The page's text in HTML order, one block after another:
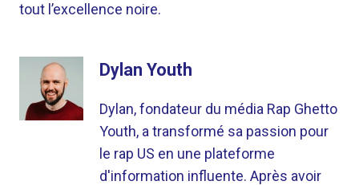
tout l’excellence noire.
Dylan Youth
Dylan, fondateur du média Rap Ghetto
Youth, a transformé sa passion pour
le rap US en une plateforme
d'information influente. Après avoir